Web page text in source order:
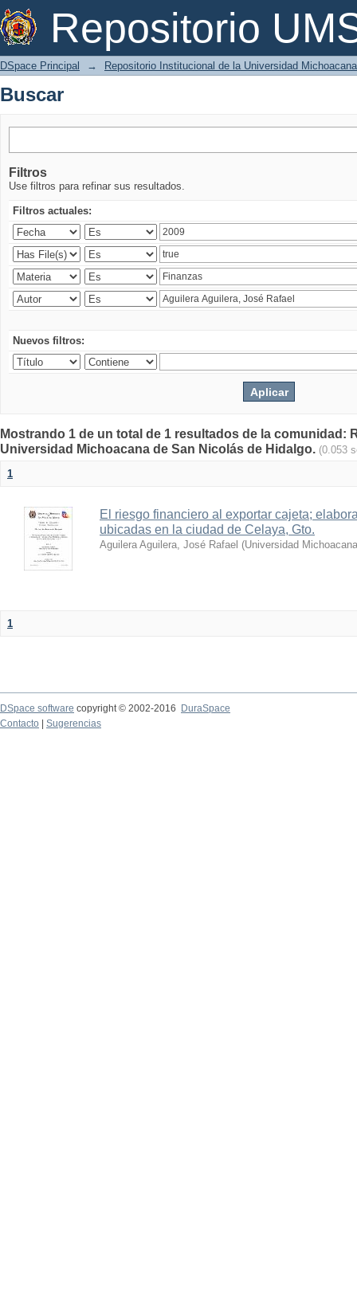
Repositorio
Buscar
DSpace Principal → Repositorio Institucional de la Universidad
Buscar
Filtros
Use filtros para refinar sus resultados.
Filtros actuales:
Nuevos filtros:
Mostrando 1 de un total de 1 resultados de la comunidad:
Universidad Michoacana de San Nicolás de Hidalgo. (0.053
1
El riesgo financiero al exportar cajeta;
ubicadas en la ciudad de Celaya, Gto.
Aguilera Aguilera, José Rafael (Universidad
1
DSpace software copyright © 2002-2016
DuraSpace
Contacto
Sugerencias